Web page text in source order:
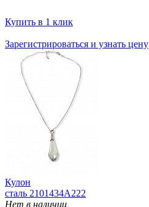
Купить в 1 клик
Зарегистрироваться и узнать цену
Кулон
сталь 2101434A222
Нет в наличии